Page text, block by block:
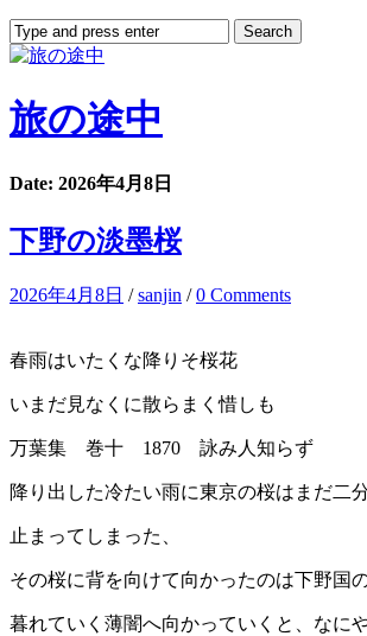
旅の途中
Date: 2026年4月8日
下野の淡墨桜
2026年4月8日 /sanjin /0 Comments
春雨はいたくな降りそ桜花
いまだ見なくに散らまく惜しも
万葉集 巻十 1870 詠み人知らず
降り出した冷たい雨に東京の桜はまだ二
止まってしまった、
その桜に背を向けて向かったのは下野国
暮れていく薄闇へ向かっていくと、なに